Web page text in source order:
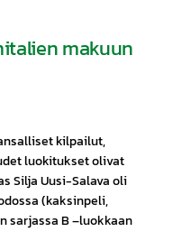
makuun
kilpailut,
luokitukset olivat
Silja Uusi-Salava oli
(kaksinpeli,
sarjassa B –luokkaan